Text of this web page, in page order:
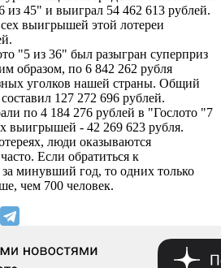
из 45" и выиграл 54 462 613 рублей.
выигрышей этой лотереи
"5 из 36" был разыгран суперприз
образом, по 6 842 262 рубля
уголков нашей страны. Общий
127 272 696 рублей.
по 4 184 276 рублей в "Гослото "7
выигрышей - 42 269 623 рубля.
люди оказываются
Если обратиться к
минувший год, то одних только
чем 700 человек.